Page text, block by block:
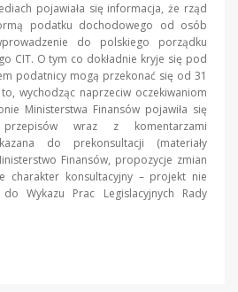
pojawiała się informacja, że rząd
podatku dochodowego od osób
do polskiego porządku
CIT. O tym co dokładnie kryje się pod
podatnicy mogą przekonać się od 31
wychodząc naprzeciw oczekiwaniom
Ministerstwa Finansów pojawiła się
wraz z komentarzami
do prekonsultacji (materiały
Finansów, propozycje zmian
charakter konsultacyjny – projekt nie
Wykazu Prac Legislacyjnych Rady